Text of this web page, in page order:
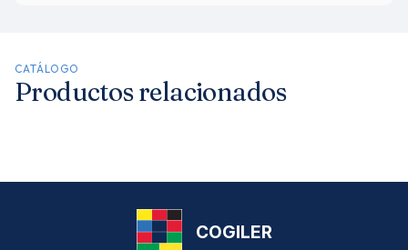
CATÁLOGO
Productos relacionados
COGILER